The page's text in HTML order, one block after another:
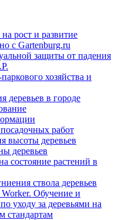
рост и развитие
с Gartenburg.ru
защиты от падения
хозяйства и
деревьев в городе
работ
высоты деревьев
деревьев
состояние растений в
ствола деревьев
Обучение и
уходу за деревьями на
стандартам